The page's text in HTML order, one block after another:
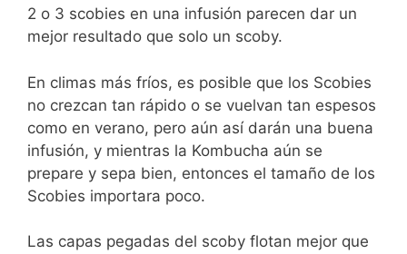
2 o 3 scobies en una infusión parecen dar un
mejor resultado que solo un scoby.
En climas más fríos, es posible que los Scobies
no crezcan tan rápido o se vuelvan tan espesos
como en verano, pero aún así darán una buena
infusión, y mientras la Kombucha aún se
prepare y sepa bien, entonces el tamaño de los
Scobies importara poco.
Las capas pegadas del scoby flotan mejor que